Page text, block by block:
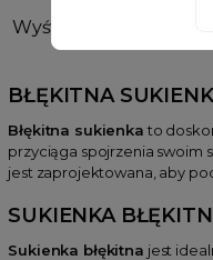
Wyświetlono: 1-9 z 9
BŁĘKITNA
Błękitna sukienka to
przyciąga spojrzenia swoim
jest zaprojektowana, aby
SUKIENKA
Sukienka błękitna jest